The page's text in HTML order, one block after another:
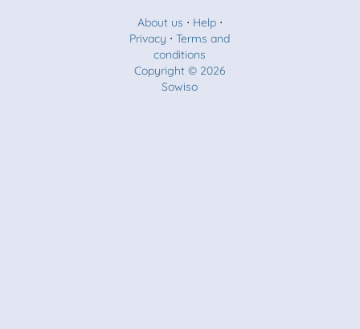
About us ⋅ Help⋅
Privacy ⋅Terms and
conditions
Copyright © 2026
Sowiso